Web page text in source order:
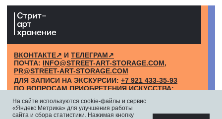
На сайте используются cookie-файлы и сервис
«Яндекс Метрика» для улучшения работы
сайта и сбора статистики. Нажимая кнопку